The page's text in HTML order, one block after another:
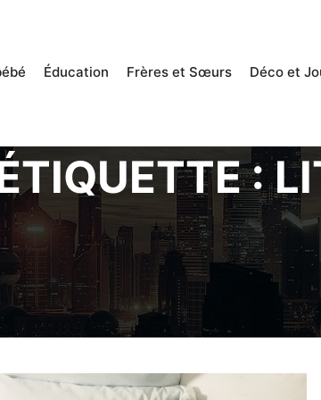
Éducation Frères et Sœurs Déco et
: